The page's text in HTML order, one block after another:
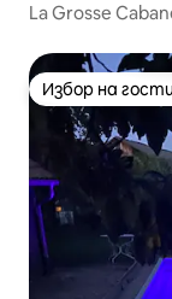
La Grosse
Избор на
Избор на